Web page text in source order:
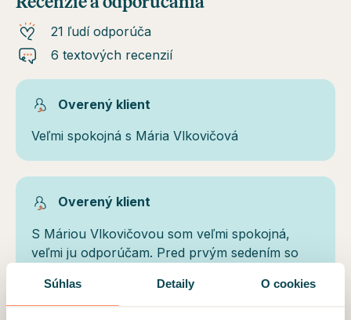
Súhlas Detaily O cookies
21 ľudí odporúča
6 textových recenzií
Overený klient
Veľmi spokojná s Mária Vlkovičová
Overený klient
S Máriou Vlkovičovou som veľmi spokojná,
veľmi ju odporúčam. Pred prvým sedením so
dopadlo to veľmi dobre. Spravila som dobré
rozhodnutie, že som si ju vybrala a teším sa na